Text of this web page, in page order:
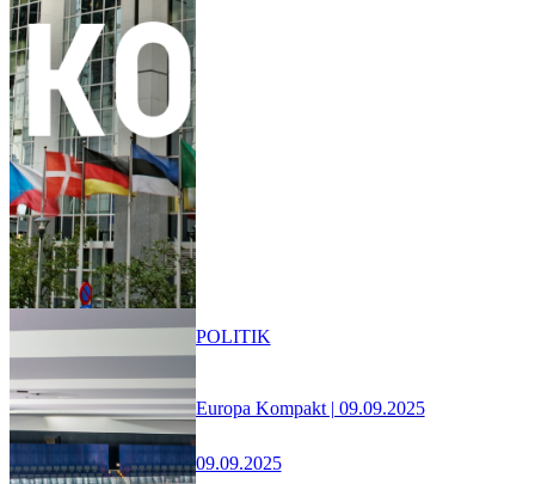
Europa Kompakt | 09.09.2025
09.09.2025
POLITIK